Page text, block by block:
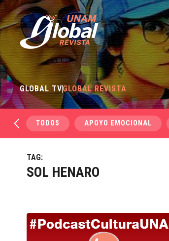
GLOBAL TVGLOBAL REVISTA
TODOS APOYO EMOCIONAL
TAG:
SOL HENARO